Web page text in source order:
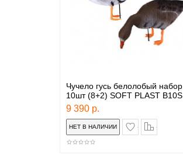
Чучело гусь белолобый набор
10шт (8+2) SOFT PLAST B10S
9 390 р.
в закладки